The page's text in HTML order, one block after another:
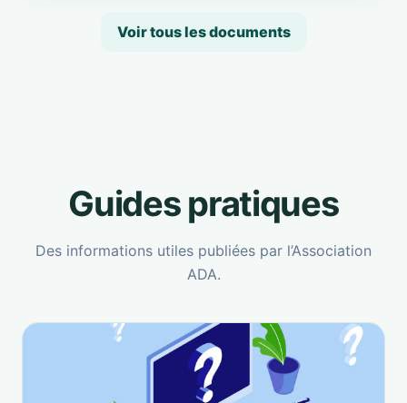
Voir tous les documents
Guides pratiques
Des informations utiles publiées par l’Association
ADA.